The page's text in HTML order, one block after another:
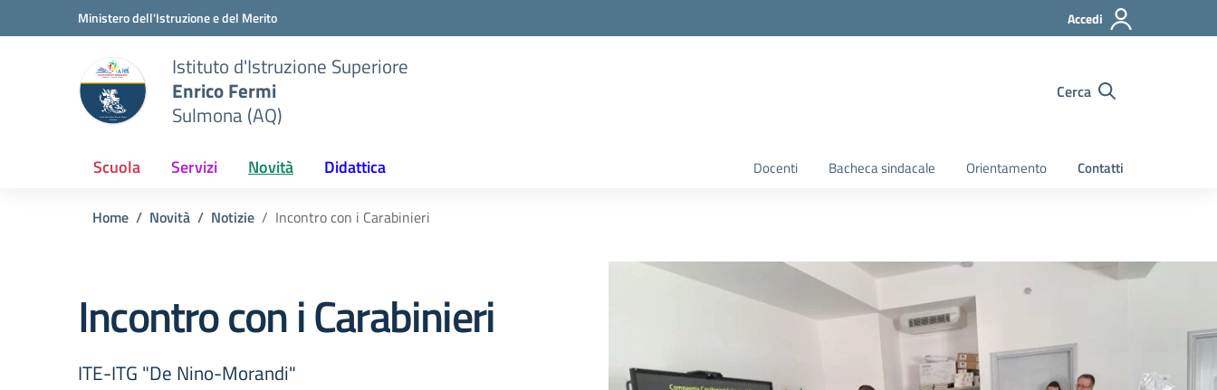
Vai ai contenuti
Vai al menu di navigazioneMinistero dell'Istruzione e del Merito Accedi
Istituto d'Istruzione Superiore
Enrico Fermi
Sulmona (AQ)
Cerca
Scuola Servizi Novità Didattica Docenti Bacheca sindacale Orientamento Contatti
Home Novità Notizie Incontro con i Carabinieri
Incontro con i Carabinieri
ITE-ITG "De Nino-Morandi"